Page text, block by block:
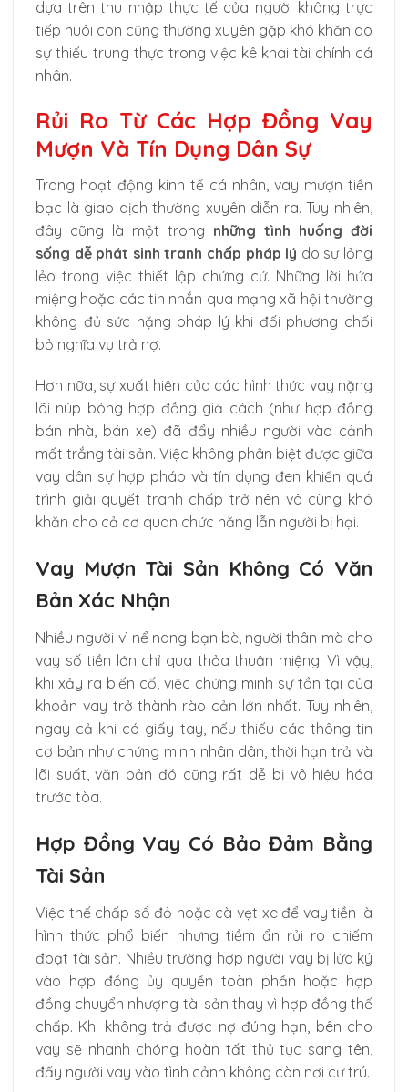
dựa trên thu nhập thực tế của người không trực
tiếp nuôi con cũng thường xuyên gặp khó khăn do
sự thiếu trung thực trong việc kê khai tài chính cá
nhân.
Rủi Ro Từ Các Hợp Đồng Vay
Mượn Và Tín Dụng Dân Sự
Trong hoạt động kinh tế cá nhân, vay mượn tiền
bạc là giao dịch thường xuyên diễn ra. Tuy nhiên,
đây cũng là một trong những tình huống đời
sống dễ phát sinh tranh chấp pháp lý do sự lỏng
lẻo trong việc thiết lập chứng cứ. Những lời hứa
miệng hoặc các tin nhắn qua mạng xã hội thường
không đủ sức nặng pháp lý khi đối phương chối
bỏ nghĩa vụ trả nợ.
Hơn nữa, sự xuất hiện của các hình thức vay nặng
lãi núp bóng hợp đồng giả cách (như hợp đồng
bán nhà, bán xe) đã đẩy nhiều người vào cảnh
mất trắng tài sản. Việc không phân biệt được giữa
vay dân sự hợp pháp và tín dụng đen khiến quá
trình giải quyết tranh chấp trở nên vô cùng khó
khăn cho cả cơ quan chức năng lẫn người bị hại.
Vay Mượn Tài Sản Không Có Văn
Bản Xác Nhận
Nhiều người vì nể nang bạn bè, người thân mà cho
vay số tiền lớn chỉ qua thỏa thuận miệng. Vì vậy,
khi xảy ra biến cố, việc chứng minh sự tồn tại của
khoản vay trở thành rào cản lớn nhất. Tuy nhiên,
ngay cả khi có giấy tay, nếu thiếu các thông tin
cơ bản như chứng minh nhân dân, thời hạn trả và
lãi suất, văn bản đó cũng rất dễ bị vô hiệu hóa
trước tòa.
Hợp Đồng Vay Có Bảo Đảm Bằng
Tài Sản
Việc thế chấp sổ đỏ hoặc cà vẹt xe để vay tiền là
hình thức phổ biến nhưng tiềm ẩn rủi ro chiếm
đoạt tài sản. Nhiều trường hợp người vay bị lừa ký
vào hợp đồng ủy quyền toàn phần hoặc hợp
đồng chuyển nhượng tài sản thay vì hợp đồng thế
chấp. Khi không trả được nợ đúng hạn, bên cho
vay sẽ nhanh chóng hoàn tất thủ tục sang tên,
đẩy người vay vào tình cảnh không còn nơi cư trú.